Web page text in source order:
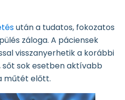
után a tudatos, fokozatos
záloga. A páciensek
visszanyerhetik a korábbi
sőt sok esetben aktívabb
műtét előtt.